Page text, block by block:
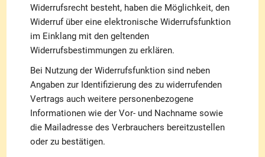
Widerrufsrecht besteht, haben die Möglichkeit, den
Widerruf über eine elektronische Widerrufsfunktion
im Einklang mit den geltenden
Widerrufsbestimmungen zu erklären.
Bei Nutzung der Widerrufsfunktion sind neben
Angaben zur Identifizierung des zu widerrufenden
Vertrags auch weitere personenbezogene
Informationen wie der Vor- und Nachname sowie
die Mailadresse des Verbrauchers bereitzustellen
oder zu bestätigen.